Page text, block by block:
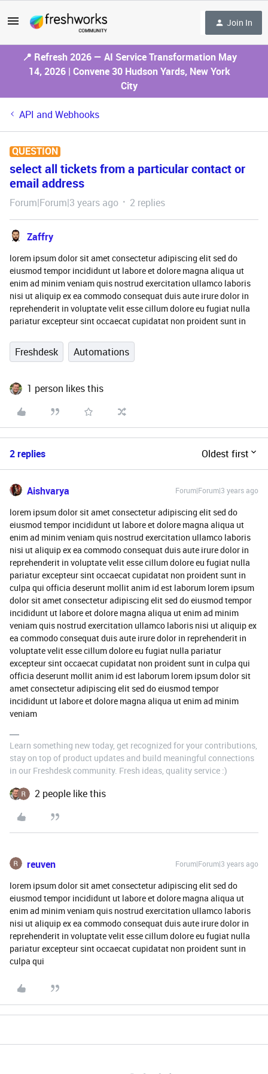
Join In
📍 Refresh 2026 — AI Service Transformation May
14, 2026 | Convene 30 Hudson Yards, New York
City
API and Webhooks
QUESTION
select all tickets from a particular contact or
email address
Forum|Forum|3 years ago 2 replies
Zaffry
lorem ipsum dolor sit amet consectetur adipiscing elit sed do
eiusmod tempor incididunt ut labore et dolore magna aliqua ut
enim ad minim veniam quis nostrud exercitation ullamco laboris
nisi ut aliquip ex ea commodo consequat duis aute irure dolor in
reprehenderit in voluptate velit esse cillum dolore eu fugiat nulla
pariatur excepteur sint occaecat cupidatat non proident sunt in
Freshdesk Automations
1 person likes this
2 replies Oldest first
Aishvarya Forum|Forum|3 years ago
lorem ipsum dolor sit amet consectetur adipiscing elit sed do
eiusmod tempor incididunt ut labore et dolore magna aliqua ut
enim ad minim veniam quis nostrud exercitation ullamco laboris
nisi ut aliquip ex ea commodo consequat duis aute irure dolor in
reprehenderit in voluptate velit esse cillum dolore eu fugiat nulla
pariatur excepteur sint occaecat cupidatat non proident sunt in
culpa qui officia deserunt mollit anim id est laborum lorem ipsum
dolor sit amet consectetur adipiscing elit sed do eiusmod tempor
incididunt ut labore et dolore magna aliqua ut enim ad minim
veniam quis nostrud exercitation ullamco laboris nisi ut aliquip ex
ea commodo consequat duis aute irure dolor in reprehenderit in
voluptate velit esse cillum dolore eu fugiat nulla pariatur
excepteur sint occaecat cupidatat non proident sunt in culpa qui
officia deserunt mollit anim id est laborum lorem ipsum dolor sit
amet consectetur adipiscing elit sed do eiusmod tempor
incididunt ut labore et dolore magna aliqua ut enim ad minim
veniam
Learn something new today, get recognized for your contributions,
stay on top of product updates and build meaningful connections
in our Freshdesk community. Fresh ideas, quality service :)
2 people like this
reuven Forum|Forum|3 years ago
lorem ipsum dolor sit amet consectetur adipiscing elit sed do
eiusmod tempor incididunt ut labore et dolore magna aliqua ut
enim ad minim veniam quis nostrud exercitation ullamco laboris
nisi ut aliquip ex ea commodo consequat duis aute irure dolor in
reprehenderit in voluptate velit esse cillum dolore eu fugiat nulla
pariatur excepteur sint occaecat cupidatat non proident sunt in
culpa qui